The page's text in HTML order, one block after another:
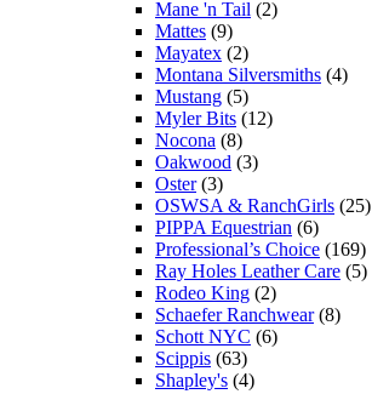
Mane 'n Tail (2)
Mattes (9)
Mayatex (2)
Montana Silversmiths (4)
Mustang (5)
Myler Bits (12)
Nocona (8)
Oakwood (3)
Oster (3)
OSWSA & RanchGirls (25)
PIPPA Equestrian (6)
Professional’s Choice (169)
Ray Holes Leather Care (5)
Rodeo King (2)
Schaefer Ranchwear (8)
Schott NYC (6)
Scippis (63)
Shapley's (4)